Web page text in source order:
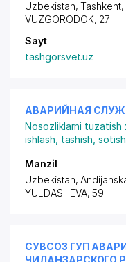
Uzbekistan, Tashkent,
VUZGORODOK, 27
Sayt
tashgorsvet.uz
АВАРИЙНАЯ
Nosozliklarni tuzatish
ishlash, tashish, sotish
Manzil
Uzbekistan,
YULDASHEVA, 59
СУВСОЗ ГУП
ЧИЛАНЗАРСКОГО